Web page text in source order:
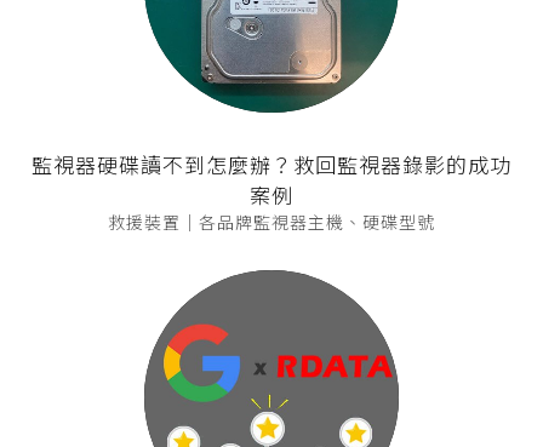
監視器硬碟讀不到怎麼辦？救回監視器錄影的成功
案例
救援裝置｜各品牌監視器主機、硬碟型號